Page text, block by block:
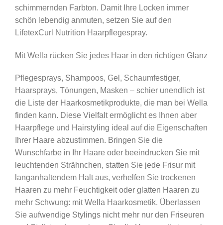
schimmernden Farbton. Damit Ihre Locken immer
schön lebendig anmuten, setzen Sie auf den
LifetexCurl Nutrition Haarpflegespray.
Mit Wella rücken Sie jedes Haar in den richtigen Glanz
Pflegesprays, Shampoos, Gel, Schaumfestiger,
Haarsprays, Tönungen, Masken – schier unendlich ist
die Liste der Haarkosmetikprodukte, die man bei Wella
finden kann. Diese Vielfalt ermöglicht es Ihnen aber
Haarpflege und Hairstyling ideal auf die Eigenschaften
Ihrer Haare abzustimmen. Bringen Sie die
Wunschfarbe in Ihr Haare oder beeindrucken Sie mit
leuchtenden Strähnchen, statten Sie jede Frisur mit
langanhaltendem Halt aus, verhelfen Sie trockenen
Haaren zu mehr Feuchtigkeit oder glatten Haaren zu
mehr Schwung: mit Wella Haarkosmetik. Überlassen
Sie aufwendige Stylings nicht mehr nur den Friseuren